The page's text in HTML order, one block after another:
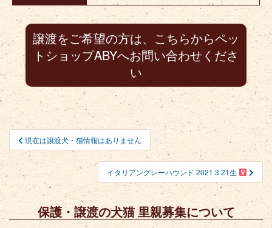
譲渡をご希望の方は、こちらからペッ
トショップABYへお問い合わせくださ
い
投稿ナビゲーション
現在は譲渡犬・猫情報はありません
イタリアングレーハウンド 2021.3.21生
保護・譲渡の犬猫 里親募集について